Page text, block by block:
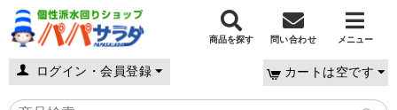
商品を探す 問い合わせ メニュー
ログイン・会員登録 カートは空です